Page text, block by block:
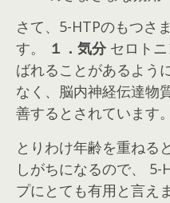
さて、5-HTPのもつさ
す。
１．気分セロトニ
ばれることがあるよう
なく、脳内神経伝達物
善するとされています。
とりわけ年齢を重ねる
しがちになるので、 5-
プにとても有用と言え